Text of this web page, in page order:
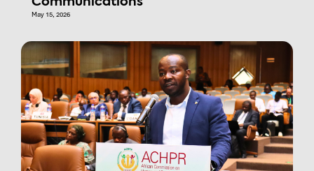
May 15, 2026